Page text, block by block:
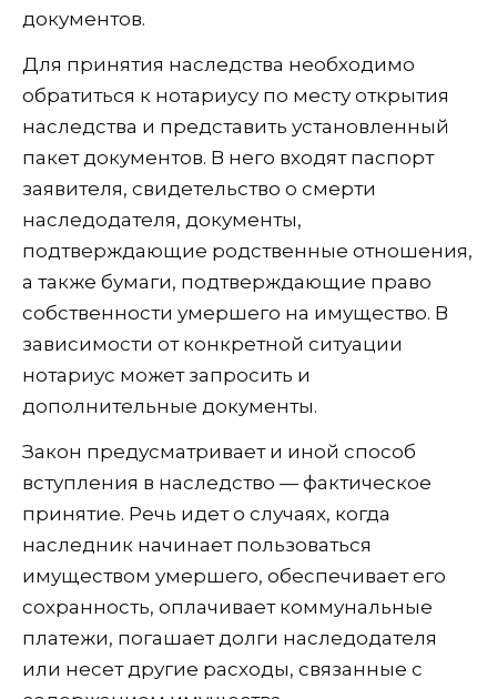
документов.
Для принятия наследства необходимо
обратиться к нотариусу по месту открытия
наследства и представить установленный
пакет документов. В него входят паспорт
заявителя, свидетельство о смерти
наследодателя, документы,
подтверждающие родственные отношения,
а также бумаги, подтверждающие право
собственности умершего на имущество. В
зависимости от конкретной ситуации
нотариус может запросить и
дополнительные документы.
Закон предусматривает и иной способ
вступления в наследство — фактическое
принятие. Речь идет о случаях, когда
наследник начинает пользоваться
имуществом умершего, обеспечивает его
сохранность, оплачивает коммунальные
платежи, погашает долги наследодателя
или несет другие расходы, связанные с